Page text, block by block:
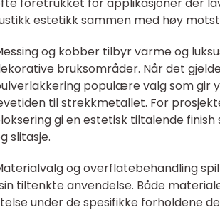
foretrukket for applikasjoner der
estetikk sammen med høy
og kobber tilbyr varme og
bruksområder. Når det
populære valg som gir
til strekkmetallet. For
gi en estetisk tiltalende
slitasje.
og overflatebehandling
tiltenkte anvendelse. Både
under de spesifikke forholdene